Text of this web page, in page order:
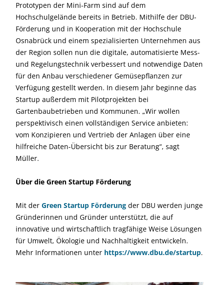
Prototypen der Mini-Farm sind auf dem
Hochschulgelände bereits in Betrieb. Mithilfe der DBU-
Förderung und in Kooperation mit der Hochschule
Osnabrück und einem spezialisierten Unternehmen aus
der Region sollen nun die digitale, automatisierte Mess-
und Regelungstechnik verbessert und notwendige Daten
für den Anbau verschiedener Gemüsepflanzen zur
Verfügung gestellt werden. In diesem Jahr beginne das
Startup außerdem mit Pilotprojekten bei
Gartenbaubetrieben und Kommunen. „Wir wollen
perspektivisch einen vollständigen Service anbieten:
vom Konzipieren und Vertrieb der Anlagen über eine
hilfreiche Daten-Übersicht bis zur Beratung“, sagt
Müller.
Über die Green Startup Förderung
Mit der Green Startup Förderung der DBU werden junge
Gründerinnen und Gründer unterstützt, die auf
innovative und wirtschaftlich tragfähige Weise Lösungen
für Umwelt, Ökologie und Nachhaltigkeit entwickeln.
Mehr Informationen unter https://www.dbu.de/startup.